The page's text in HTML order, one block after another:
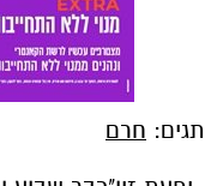
תגים: חרם